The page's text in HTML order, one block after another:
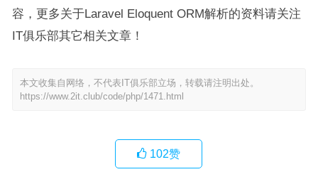
容，更多关于Laravel Eloquent ORM解析的资料请关注
IT俱乐部其它相关文章！
本文收集自网络，不代表IT俱乐部立场，转载请注明出处。
https://www.2it.club/code/php/1471.html
102赞